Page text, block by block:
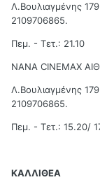
Λ.Βουλιαγμένης
2109706865.
Πεμ. - Τετ.: 21.10
ΝΑΝΑ CINEMAX
Λ.Βουλιαγμένης
2109706865.
Πεμ. - Τετ.: 15.20/
ΚΑΛΛΙΘΕΑ